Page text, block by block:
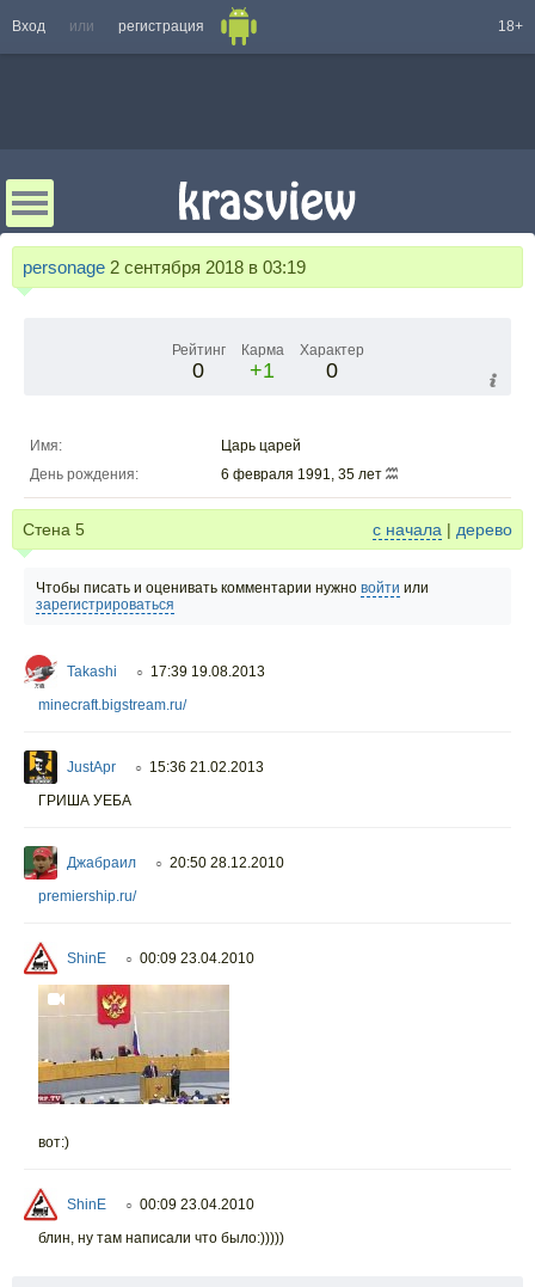
Вход или регистрация 18+
personage 2 сентября 2018 в 03:19
Рейтинг
0
Карма
+1
Характер
0
Имя:
Царь царей
День рождения:
6 февраля 1991, 35 лет
Стена 5 с начала | дерево
Чтобы писать и оценивать комментарии нужно войти или
зарегистрироваться
Takashi ○ 17:39 19.08.2013
minecraft.bigstream.ru/
JustApr ○ 15:36 21.02.2013
ГРИША УЕБА
Джабраил ○ 20:50 28.12.2010
premiership.ru/
ShinE ○ 00:09 23.04.2010
вот:)
ShinE ○ 00:09 23.04.2010
блин, ну там написали что было:)))))